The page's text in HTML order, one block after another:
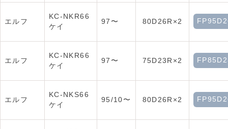
エルフ
KC-NKR66
ケイ
97〜 80D26R×2
エルフ
KC-NKR66
ケイ
97〜 75D23R×2
エルフ
KC-NKS66
ケイ
95/10〜 80D26R×2